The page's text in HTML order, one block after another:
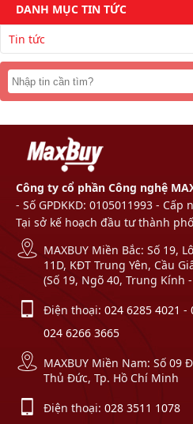
DANH MỤC TIN TỨC
Tin tức
Công ty cổ phần Công nghệ
- Số GPDKKD: 0105011993 -
Tại sở kế hoạch đầu tư thành
MAXBUY Miền Bắc: Số 19,
11D, KĐT Trung Yên, Cầu
(Số 19, Ngõ 40, Trung Kính
Điện thoại: 024 6285 4021 -
024 6266 3665
MAXBUY Miền Nam: Số 09
Thủ Đức, Tp. Hồ Chí Minh
Điện thoại: 028 3511 1078